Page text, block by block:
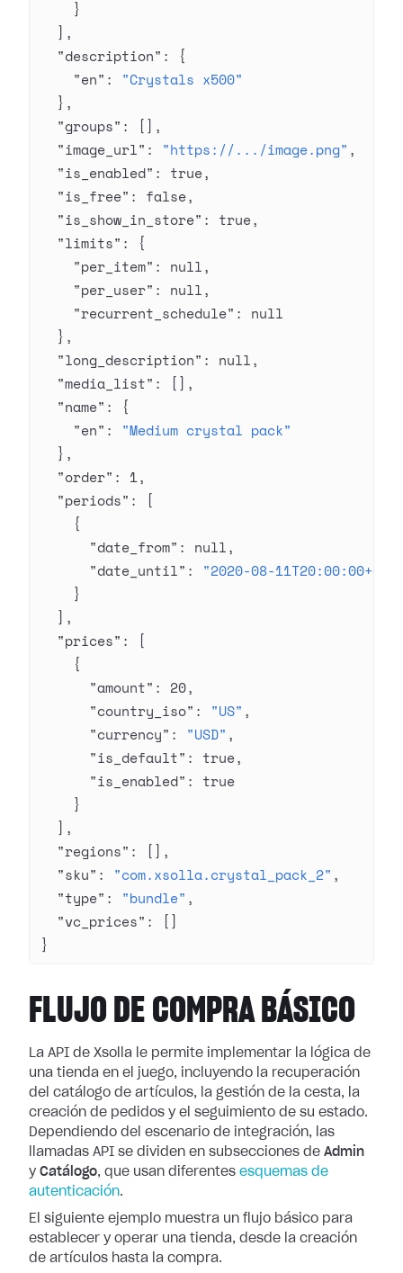
    }
  ],
  "description"
: {
    "en"
: "Crystals x500"
  },
  "groups"
: [],
  "image_url"
: "https://.../image.png" ,
  "is_enabled"
: true,
  "is_free"
: false,
  "is_show_in_store"
: true,
  "limits"
: {
    "per_item"
: null,
    "per_user"
: null,
    "recurrent_schedule"
: null
  },
  "long_description"
: null,
  "media_list"
: [],
  "name"
: {
    "en"
: "Medium crystal pack"
  },
  "order"
: 1,
  "periods"
: [
    {
      "date_from"
: null,
      "date_until"
: "2020-08-
    }
  ],
  "prices"
: [
    {
      "amount"
: 20,
      "country_iso"
: "US" ,
      "currency"
: "USD" ,
      "is_default"
: true,
      "is_enabled"
: true
    }
  ],
  "regions"
: [],
  "sku"
: "com.xsolla.crystal_pack_2" ,
  "type"
: "bundle" ,
  "vc_prices"
: []
}
FLUJO DE COMPRA BÁSICO
La API de Xsolla le permite implementar la lógica de
una tienda en el juego, incluyendo la recuperación
del catálogo de artículos, la gestión de la cesta, la
creación de pedidos y el seguimiento de su estado.
Dependiendo del escenario de integración, las
llamadas API se dividen en subsecciones de Admin
y Catálogo, que usan diferentes esquemas de
autenticación.
El siguiente ejemplo muestra un flujo básico para
establecer y operar una tienda, desde la creación
de artículos hasta la compra.